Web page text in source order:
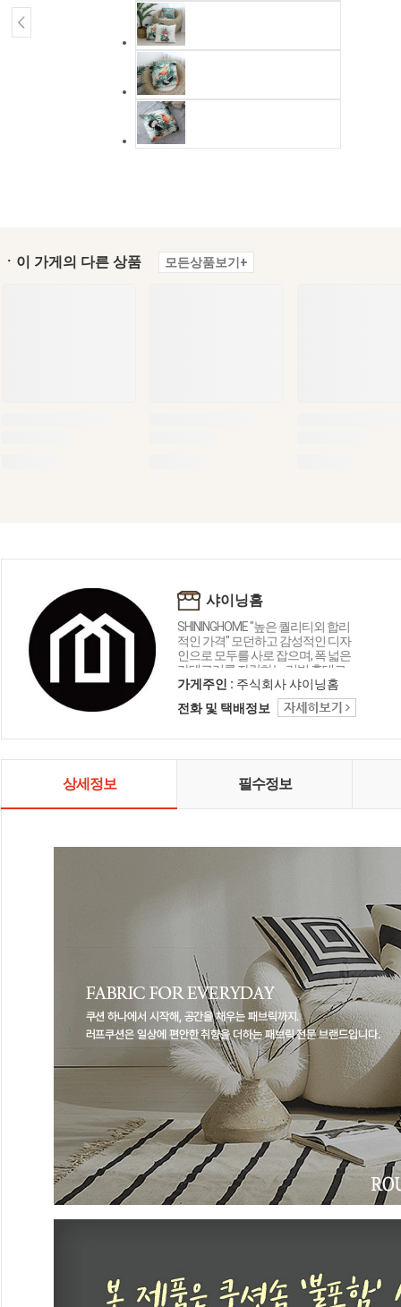
ㆍ이 가게의 다른 상품 모든상품보기+
샤이닝홈
SHININGHOME "높은 퀄리티외 합리
적인 가격" 모던하고 감성적인 디자
인으로 모두를 사로 잡으며, 폭 넓은
카테고리를 자랑하는 리빙 홈데코
인테리어 샤이닝홈입니다.
가게주인 : 주식회사 샤이닝홈
전화 및 택배정보
상세정보 필수정보